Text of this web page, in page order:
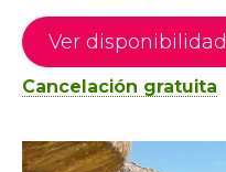
Ver disponibilidad
Cancelación gratuita